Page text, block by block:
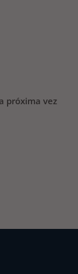
próxima vez